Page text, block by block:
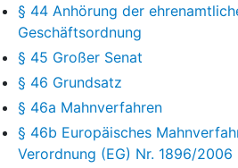
§ 44 Anhörung der
Geschäftsordnung
§ 45 Großer Senat
§ 46 Grundsatz
§ 46a Mahnverfahren
§ 46b Europäisches
Verordnung (EG) Nr. 1896/2006